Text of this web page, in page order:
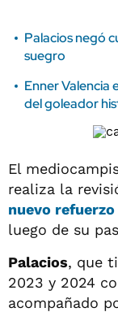
Palacios negó
suegro
Enner Valencia
del goleador
El
realiza la
nuevo refuerzo
luego de su
Palacios, que
2023 y 2024
acompañado